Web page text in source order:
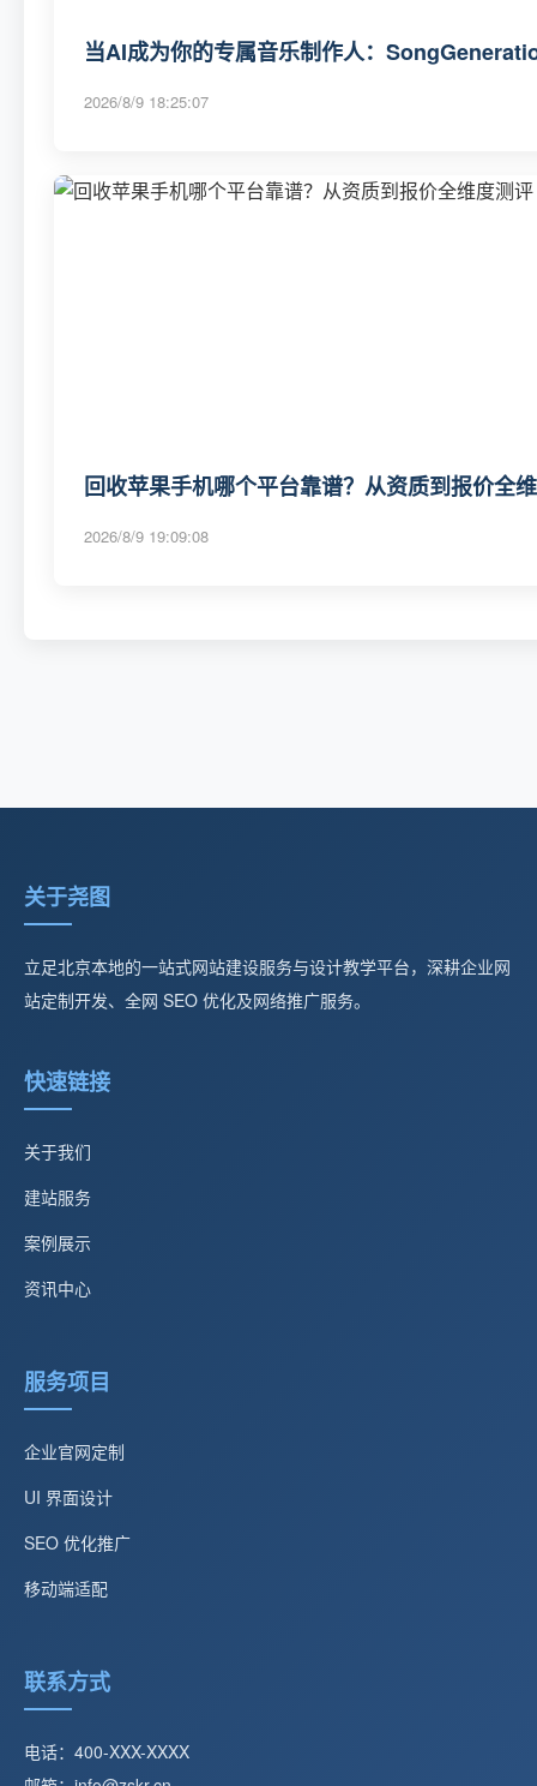
当AI成为你的专属音乐制作人：
2026/8/9 18:25:07
回收苹果手机哪个平台靠谱？从资质到报价全
2026/8/9 19:09:08
关于尧图
立足北京本地的一站式网站建设服务与设计教学平台，深耕企业网
站定制开发、全网 SEO 优化及网络推广服务。
快速链接
关于我们
建站服务
案例展示
资讯中心
服务项目
企业官网定制
UI 界面设计
SEO 优化推广
移动端适配
联系方式
电话：400-XXX-XXXX